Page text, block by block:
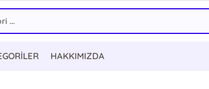
HAKKIMIZDA